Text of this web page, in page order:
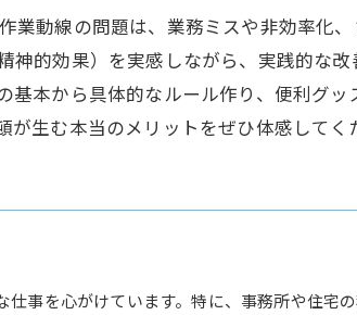
業動線の問題は、業務ミスや非効率化
的効果）を実感しながら、実践的な改
本から具体的なルール作り、便利グッ
生む本当のメリットをぜひ体感してく
事を心がけています。特に、事務所や住宅